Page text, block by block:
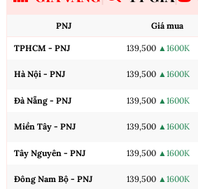
PNJ Giá mua
TPHCM - PNJ 139,500 ▲1600K
Hà Nội - PNJ 139,500 ▲1600K
Đà Nẵng - PNJ 139,500 ▲1600K
Miền Tây - PNJ 139,500 ▲1600K
Tây Nguyên - PNJ 139,500 ▲1600K
Đông Nam Bộ - PNJ 139,500 ▲1600K